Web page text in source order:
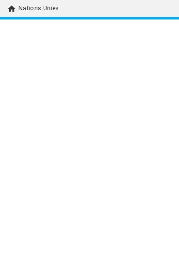
home Nations Unies